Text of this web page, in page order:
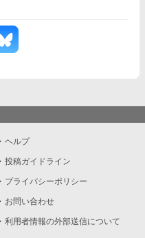
ヘルプ
投稿ガイドライン
プライバシーポリシー
お問い合わせ
利用者情報の外部送信について